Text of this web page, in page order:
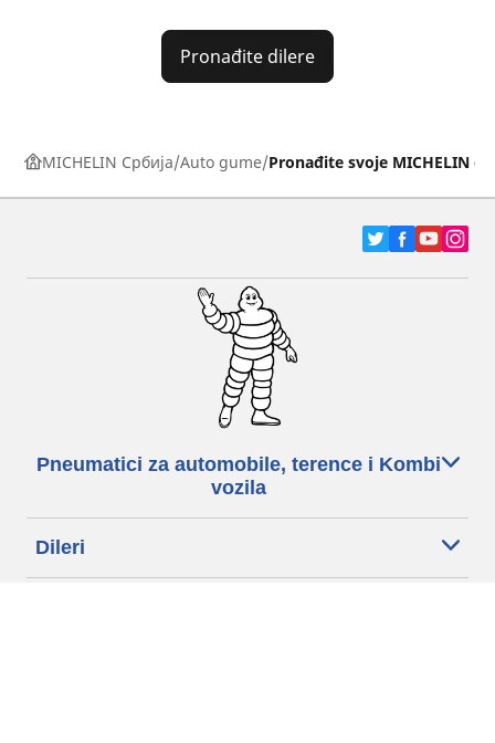
Pronađite dilere
MICHELIN Србија Auto gume Pronađite svoje MICHELIN
Pneumatici za automobile, terence i Kombi
vozila
Dileri